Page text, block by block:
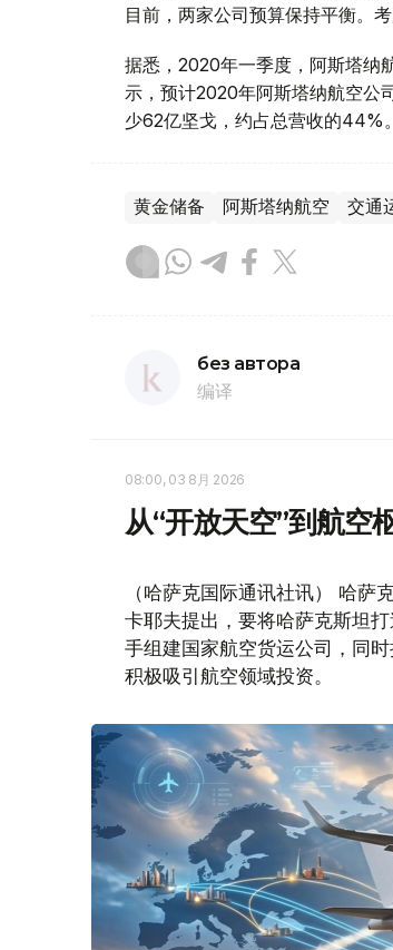
目前，两家公司预算保持平衡。
据悉，2020年一季度，阿斯塔纳
示，预计2020年阿斯塔纳航空公
少62亿坚戈，约占总营收的44%。
黄金储备 阿斯塔纳航空 交通
без автора
编译
08:00, 03 8月 2026
从“开放天空”到航空
（哈萨克国际通讯社讯） 哈萨
卡耶夫提出，要将哈萨克斯坦
手组建国家航空货运公司，同
积极吸引航空领域投资。